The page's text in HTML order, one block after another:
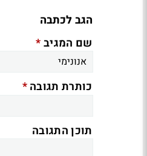
הגב לכתבה
שם המגיב*
כותרת תגובה*
תוכן התגובה